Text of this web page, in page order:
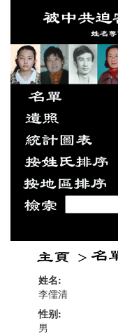
姓名:
李儒清
性别:
男